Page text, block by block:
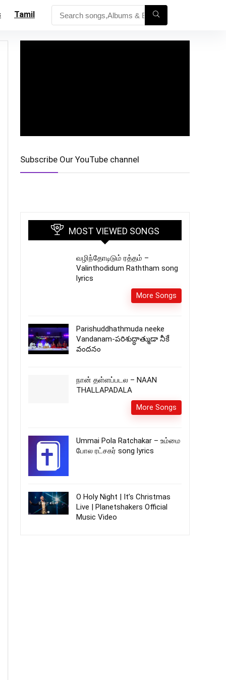
Tamil
Subscribe Our YouTube channel
MOST VIEWED SONGS
வழிந்தோடிடும் ரத்தம் –
Valinthodidum Raththam song
lyrics
More Songs
Parishuddhathmuda neeke
Vandanam-పరిశుద్ధాత్ముడా నీకే
వందనం
நான் தள்ளப்படல – NAAN
THALLAPADALA
More Songs
Ummai Pola Ratchakar – உம்மை
போல ரட்சகர் song lyrics
O Holy Night | It’s Christmas
Live | Planetshakers Official
Music Video